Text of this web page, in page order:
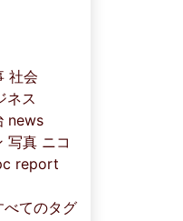
社会
ネス
news
写真 ニコ
report
べてのタグ